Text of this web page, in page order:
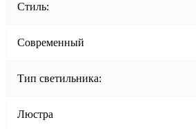
Стиль:
Современный
Тип светильника:
Люстра